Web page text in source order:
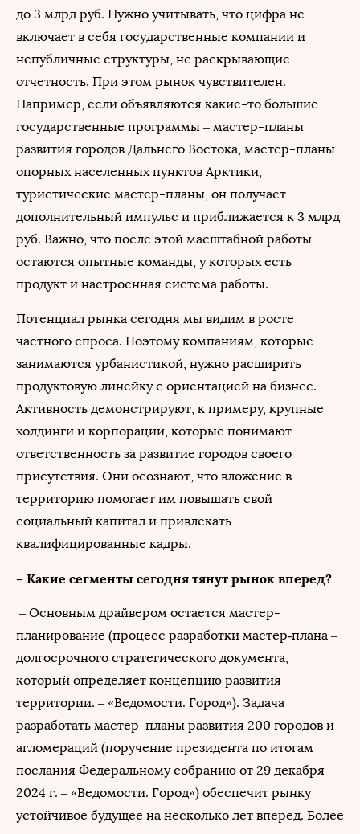
до 3 млрд руб. Нужно учитывать, что цифра не
включает в себя государственные компании и
непубличные структуры, не раскрывающие
отчетность. При этом рынок чувствителен.
Например, если объявляются какие-то большие
государственные программы – мастер-планы
развития городов Дальнего Востока, мастер-планы
опорных населенных пунктов Арктики,
туристические мастер-планы, он получает
дополнительный импульс и приближается к 3 млрд
руб. Важно, что после этой масштабной работы
остаются опытные команды, у которых есть
продукт и настроенная система работы.
Потенциал рынка сегодня мы видим в росте
частного спроса. Поэтому компаниям, которые
занимаются урбанистикой, нужно расширить
продуктовую линейку с ориентацией на бизнес.
Активность демонстрируют, к примеру, крупные
холдинги и корпорации, которые понимают
ответственность за развитие городов своего
присутствия. Они осознают, что вложение в
территорию помогает им повышать свой
социальный капитал и привлекать
квалифицированные кадры.
– Какие сегменты сегодня тянут рынок вперед?
– Основным драйвером остается мастер-
планирование (процесс разработки мастер‑плана –
долгосрочного стратегического документа,
который определяет концепцию развития
территории. – «Ведомости. Город»). Задача
разработать мастер-планы развития 200 городов и
агломераций (поручение президента по итогам
послания Федеральному собранию от 29 декабря
2024 г. – «Ведомости. Город») обеспечит рынку
устойчивое будущее на несколько лет вперед. Более